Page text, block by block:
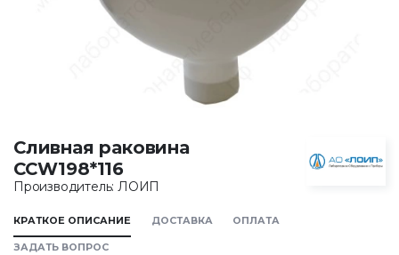
Сливная раковина
CCW198*116
Производитель: ЛОИП
КРАТКОЕ ОПИСАНИЕ ДОСТАВКА ОПЛАТА
ЗАДАТЬ ВОПРОС